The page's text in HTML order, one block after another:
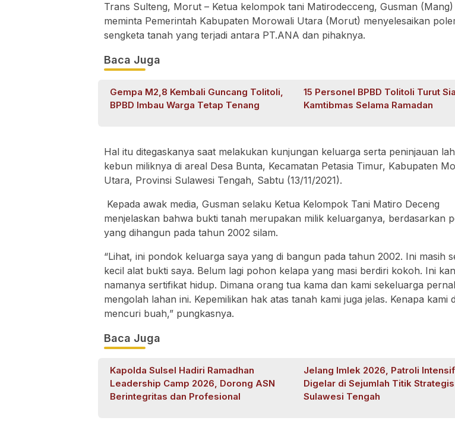
Trans Sulteng, Morut – Ketua kelompok tani Matirodecceng, Gusman (Mang)
meminta Pemerintah Kabupaten Morowali Utara (Morut) menyelesaikan
sengketa tanah yang terjadi antara PT.ANA dan pihaknya.
Baca Juga
Gempa M2,8 Kembali Guncang Tolitoli,
BPBD Imbau Warga Tetap Tenang
15 Personel BPBD Tolitoli Turut
Kamtibmas Selama Ramadan
Hal itu ditegaskanya saat melakukan kunjungan keluarga serta peninjauan
kebun miliknya di areal Desa Bunta, Kecamatan Petasia Timur, Kabupaten
Utara, Provinsi Sulawesi Tengah, Sabtu (13/11/2021).
Kepada awak media, Gusman selaku Ketua Kelompok Tani Matiro Deceng
menjelaskan bahwa bukti tanah merupakan milik keluarganya, berdasarkan
yang dihangun pada tahun 2002 silam.
“Lihat, ini pondok keluarga saya yang di bangun pada tahun 2002. Ini masih
kecil alat bukti saya. Belum lagi pohon kelapa yang masi berdiri kokoh. Ini kan
namanya sertifikat hidup. Dimana orang tua kama dan kami sekeluarga
mengolah lahan ini. Kepemilikan hak atas tanah kami juga jelas. Kenapa kami
mencuri buah,” pungkasnya.
Baca Juga
Kapolda Sulsel Hadiri Ramadhan
Leadership Camp 2026, Dorong ASN
Berintegritas dan Profesional
Jelang Imlek 2026, Patroli Intensif
Digelar di Sejumlah Titik Strategis
Sulawesi Tengah